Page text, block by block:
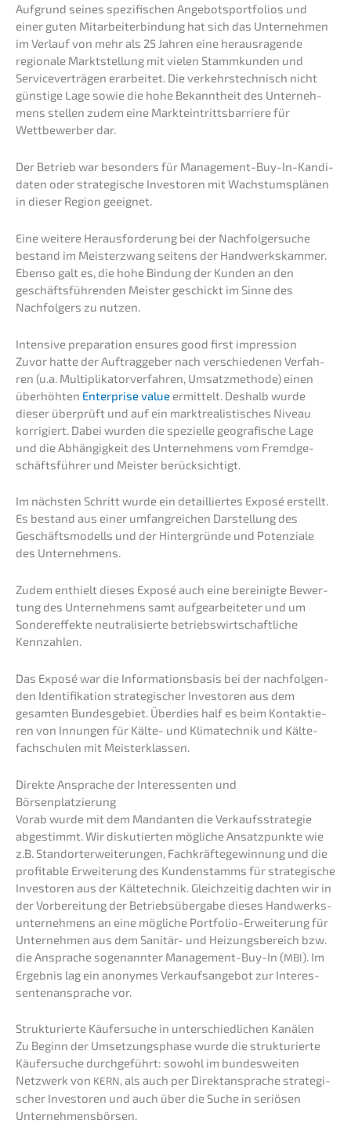
Aufgrund seines spezi­fi­schen Angebots­port­fo­li­os und
einer guten Mitar­bei­ter­bin­dung hat sich das Unter­neh­men
im Verlauf von mehr als 25 Jahren eine heraus­ra­gen­de
regio­na­le Markt­stel­lung mit vielen Stamm­kun­den und
Service­ver­trä­gen erarbei­tet. Die verkehrs­tech­nisch nicht
günsti­ge Lage sowie die hohe Bekannt­heit des Unter­neh­
mens stellen zudem eine Markt­ein­tritts­bar­rie­re für
Wettbe­wer­ber dar.
Der Betrieb war beson­ders für Manage­ment-Buy-In-Kandi­
da­ten oder strate­gi­sche Inves­to­ren mit Wachs­tums­plä­nen
in dieser Region geeignet.
Eine weite­re Heraus­for­de­rung bei der Nachfol­ger­su­che
bestand im Meister­zwang seitens der Handwerks­kam­mer.
Ebenso galt es, die hohe Bindung der Kunden an den
geschäfts­füh­ren­den Meister geschickt im Sinne des
Nachfol­gers zu nutzen.
Inten­si­ve prepa­ra­ti­on ensures good first impression
Zuvor hatte der Auftrag­ge­ber nach verschie­de­nen Verfah­
ren (u.a. Multi­pli­ka­tor­ver­fah­ren, Umsatz­me­tho­de) einen
überhöh­ten Enter­pri­se value ermit­telt. Deshalb wurde
dieser überprüft und auf ein markt­rea­lis­ti­sches Niveau
korri­giert. Dabei wurden die spezi­el­le geogra­fi­sche Lage
und die Abhän­gig­keit des Unter­neh­mens vom Fremd­ge­
schäfts­füh­rer und Meister berücksichtigt.
Im nächs­ten Schritt wurde ein detail­lier­tes Exposé erstellt.
Es bestand aus einer umfang­rei­chen Darstel­lung des
Geschäfts­mo­dells und der Hinter­grün­de und Poten­zia­le
des Unternehmens.
Zudem enthielt dieses Exposé auch eine berei­nig­te Bewer­
tung des Unter­neh­mens samt aufge­ar­bei­te­ter und um
Sonder­ef­fek­te neutra­li­sier­te betriebs­wirt­schaft­li­che
Kennzahlen.
Das Exposé war die Infor­ma­ti­ons­ba­sis bei der nachfol­gen­
den Identi­fi­ka­ti­on strate­gi­scher Inves­to­ren aus dem
gesam­ten Bundes­ge­biet. Überdies half es beim Kontak­tie­
ren von Innun­gen für Kälte- und Klima­tech­nik und Kälte­
fach­schu­len mit Meisterklassen.
Direk­te Anspra­che der Inter­es­sen­ten und
Börsenplatzierung
Vorab wurde mit dem Mandan­ten die Verkaufs­stra­te­gie
abgestimmt. Wir disku­tier­ten mögli­che Ansatz­punk­te wie
z.B. Stand­orter­wei­te­run­gen, Fachkräf­te­ge­win­nung und die
profi­ta­ble Erwei­te­rung des Kunden­stamms für strate­gi­sche
Inves­to­ren aus der Kälte­tech­nik. Gleich­zei­tig dachten wir in
der Vorbe­rei­tung der Betriebs­über­ga­be dieses Handwerks­
un­ter­neh­mens an eine mögli­che Portfo­lio-Erwei­te­rung für
Unter­neh­men aus dem Sanitär- und Heizungs­be­reich bzw.
die Anspra­che sogenann­ter Manage­ment-Buy-In (MBI). Im
Ergeb­nis lag ein anony­mes Verkaufs­an­ge­bot zur Inter­es­
sen­ten­an­spra­che vor.
Struk­tu­rier­te Käufer­su­che in unter­schied­li­chen Kanälen
Zu Beginn der Umset­zungs­pha­se wurde die struk­tu­rier­te
Käufer­su­che durch­ge­führt: sowohl im bundes­wei­ten
Netzwerk von KERN, als auch per Direkt­an­spra­che strate­gi­
scher Inves­to­ren und auch über die Suche in seriö­sen
Unternehmensbörsen.